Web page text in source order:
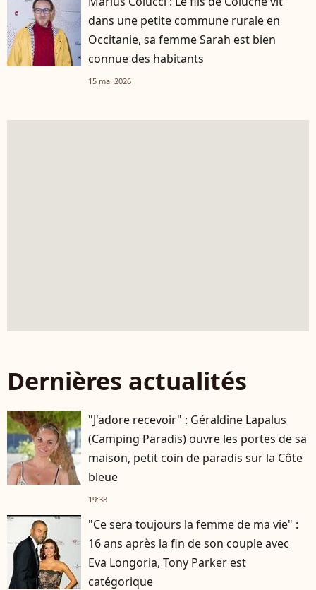
dans une petite commune rurale en
Occitanie, sa femme Sarah est bien
connue des habitants
15 mai 2026
Dernières actualités
"J'adore recevoir" : Géraldine Lapalus
(Camping Paradis) ouvre les portes de sa
maison, petit coin de paradis sur la Côte
bleue
19:38
"Ce sera toujours la femme de ma vie" :
16 ans après la fin de son couple avec
Eva Longoria, Tony Parker est
catégorique